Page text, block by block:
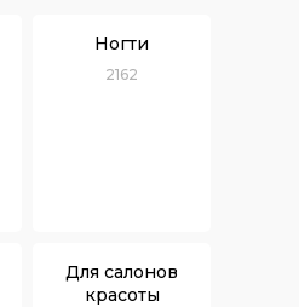
Ногти
2162
Для салонов
красоты